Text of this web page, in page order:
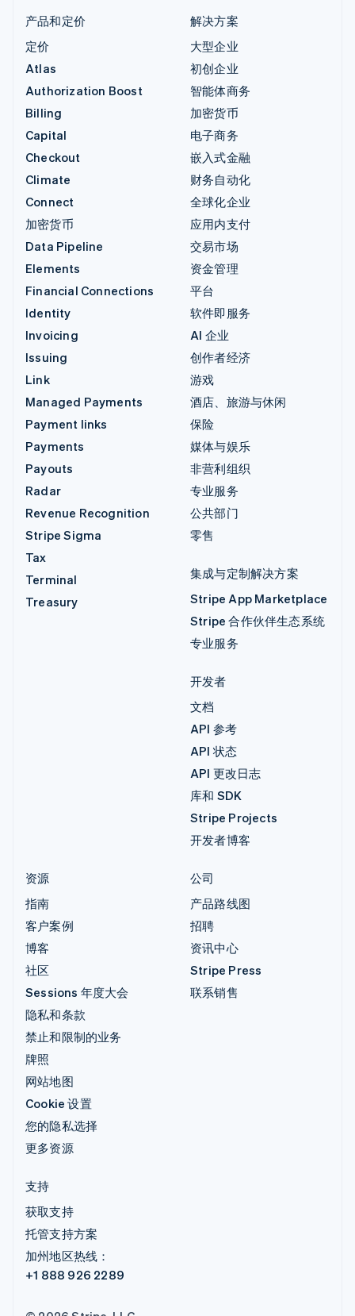
产品和定价
定价
Atlas
Authorization Boost
Billing
Capital
Checkout
Climate
Connect
加密货币
Data Pipeline
Elements
Financial Connections
Identity
Invoicing
Issuing
Link
Managed Payments
Payment links
Payments
Payouts
Radar
Revenue Recognition
Stripe Sigma
Tax
Terminal
Treasury
解决方案
大型企业
初创企业
智能体商务
加密货币
电子商务
嵌入式金融
财务自动化
全球化企业
应用内支付
交易市场
资金管理
平台
软件即服务
AI 企业
创作者经济
游戏
酒店、旅游与休闲
保险
媒体与娱乐
非营利组织
专业服务
公共部门
零售
集成与定制解决方案
Stripe App Marketplace
Stripe 合作伙伴生态系统
专业服务
开发者
文档
API 参考
API 状态
API 更改日志
库和 SDK
Stripe Projects
开发者博客
资源
指南
客户案例
博客
社区
Sessions 年度大会
隐私和条款
禁止和限制的业务
牌照
网站地图
Cookie 设置
您的隐私选择
更多资源
公司
产品路线图
招聘
资讯中心
Stripe Press
联系销售
支持
获取支持
托管支持方案
加州地区热线：
+1 888 926 2289